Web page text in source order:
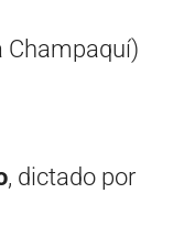
Champaquí)
, dictado por